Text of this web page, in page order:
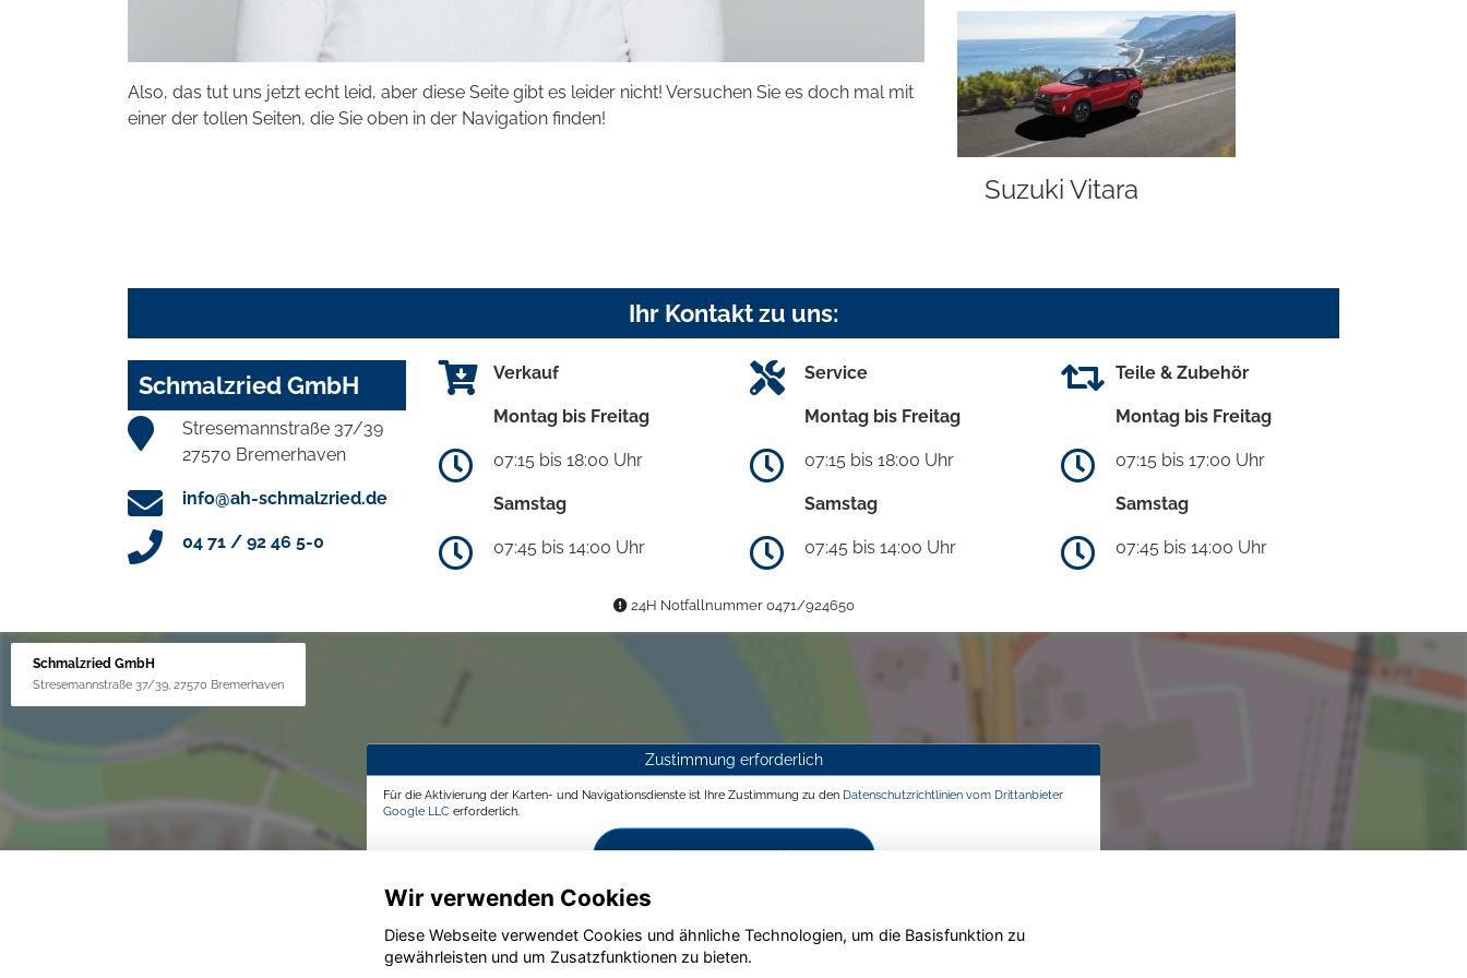
Also, das tut uns jetzt echt leid, aber diese Seite gibt es leider nicht! Versuchen Sie es doch mal mit
einer der tollen Seiten, die Sie oben in der Navigation finden!
Suzuki Vitara
Ihr Kontakt zu uns:
Schmalzried GmbH
Stresemannstraße 37/39
27570 Bremerhaven
info@ah-schmalzried.de
04 71 / 92 46 5-0
Verkauf
Montag bis Freitag
07:15 bis 18:00 Uhr
Samstag
07:45 bis 14:00 Uhr
Service
Montag bis Freitag
07:15 bis 18:00 Uhr
Samstag
07:45 bis 14:00 Uhr
Teile & Zubehör
Montag bis Freitag
07:15 bis 17:00 Uhr
Samstag
07:45 bis 14:00 Uhr
24H Notfallnummer 0471/924650
Schmalzried GmbH
Stresemannstraße 37/39, 27570 Bremerhaven
Zustimmung erforderlich
Für die Aktivierung der Karten- und Navigationsdienste ist Ihre Zustimmung zu den Datenschutzrichtlinien vom Drittanbieter
Google LLC erforderlich.
Wir verwenden Cookies
Diese Webseite verwendet Cookies und ähnliche Technologien, um die Basisfunktion zu
gewährleisten und um Zusatzfunktionen zu bieten.